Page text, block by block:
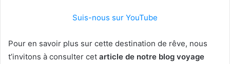
Suis-nous sur YouTube
Pour en savoir plus sur cette destination de rêve, nous
t’invitons à consulter cet article de notre blog voyage